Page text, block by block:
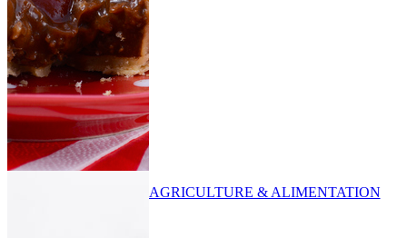
AGRICULTURE & ALIMENTATION